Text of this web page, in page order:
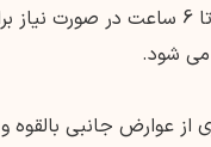
معمولاً هر 4 تا 6 ساعت در صورت
شود.
از عوارض جانبی